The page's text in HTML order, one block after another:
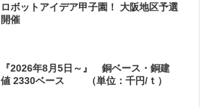
ロボットアイデア甲子園！ 大阪地区予選
開催
『2026年8月5日～』 銅ベース・銅建
値 2330ベース （単位：千円/ｔ）